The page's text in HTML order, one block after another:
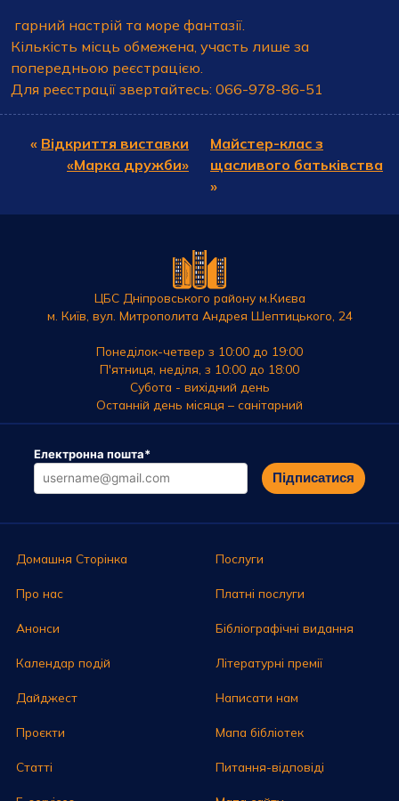
гарний настрій та море фантазії.
Кількість місць обмежена, участь лише за
попередньою реєстрацією.
Для реєстрації звертайтесь: 066-978-86-51
« Відкриття виставки
«Марка дружби»
Майстер-клас з
щасливого батьківства
»
ЦБС Дніпровського району м.Києва
м. Київ, вул. Митрополита Андрея Шептицького, 24
Понеділок-четвер з 10:00 до 19:00
П'ятниця, неділя, з 10:00 до 18:00
Субота - вихідний день
Останній день місяця – санітарний
Електронна пошта*
Підписатися
Домашня Сторінка
Про нас
Анонси
Календар подій
Дайджест
Проєкти
Статті
Послуги
Платні послуги
Бібліографічні видання
Літературні премії
Написати нам
Мапа бібліотек
Питання-відповіді